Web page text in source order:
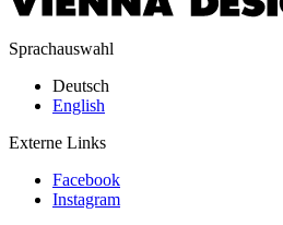
Sprachauswahl
Deutsch
English
Externe Links
Facebook
Instagram